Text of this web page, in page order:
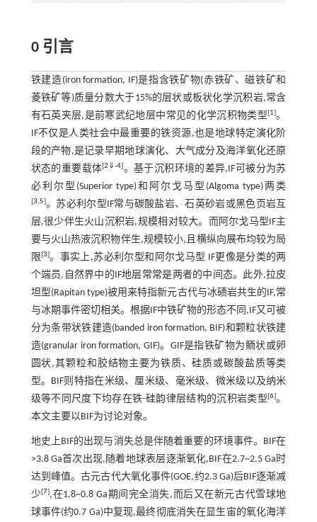
0 引言
铁建造(iron formation, IF)是指含铁矿物(赤铁矿、磁铁矿和
菱铁矿等)质量分数大于15%的层状或板状化学沉积岩,常含
有石英夹层,是前寒武纪地层中常见的化学沉积物类型[1]。
IF不仅是人类社会中最重要的铁资源,也是地球特定演化阶
段的产物,是记录早期地球演化、大气成分及海洋氧化还原
状态的重要载体[2 ⇓-4]。基于沉积环境的差异,IF可被分为苏
必利尔型(Superior type)和阿尔戈马型(Algoma type)两类
[3,5]。苏必利尔型IF常与碳酸盐岩、石英砂岩或黑色页岩互
层,很少伴生火山沉积岩,规模相对较大。而阿尔戈马型IF主
要与火山热液沉积物伴生,规模较小,且横纵向展布均较为局
限[3]。事实上,苏必利尔型和阿尔戈马型 IF更像是分类的两
个端员,自然界中的IF地层常常是两者的中间态。此外,拉皮
坦型(Rapitan type)被用来特指新元古代与冰碛岩共生的IF,常
与冰期事件密切相关。根据IF中铁矿物的形态不同,IF又可被
分为条带状铁建造(banded iron formation, BIF)和颗粒状铁建
造(granular iron formation, GIF)。GIF是指铁矿物为鲕状或卵
圆状,其颗粒和胶结物主要为铁质、硅质或碳酸盐质等类
型。BIF则特指在米级、厘米级、毫米级、微米级以及纳米
级等不同尺度下均存在铁-硅韵律层结构的沉积岩类型[6]。
本文主要以BIF为讨论对象。
地史上BIF的出现与消失总是伴随着重要的环境事件。BIF在
>3.8 Ga首次出现,随着地球表层逐渐氧化,BIF在2.7~2.5 Ga时
达到峰值。古元古代大氧化事件(GOE,约2.3 Ga)后BIF逐渐减
少[7],在1.8~0.8 Ga期间完全消失,而后又在新元古代雪球地
球事件(约0.7 Ga)中复现,最终彻底消失在显生宙的氧化海洋